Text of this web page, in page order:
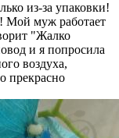
из-за упаковки!
Мой муж работает
"Жалко
и я попросила
воздуха,
прекрасно